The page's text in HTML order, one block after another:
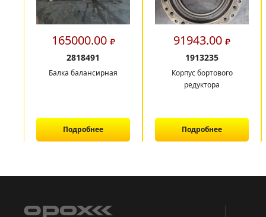
165000.00
2818491
Балка балансирная
Подробнее
91943.00
1913235
Корпус бортового
редуктора
Подробнее